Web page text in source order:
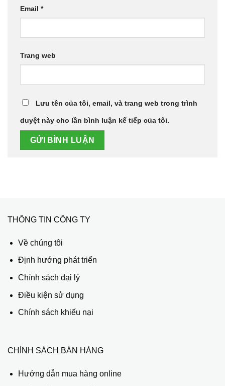
Email *
Trang web
Lưu tên của tôi, email, và trang web trong trình
duyệt này cho lần bình luận kế tiếp của tôi.
THÔNG TIN CÔNG TY
Về chúng tôi
Định hướng phát triển
Chính sách đại lý
Điều kiện sử dụng
Chính sách khiếu nại
CHÍNH SÁCH BÁN HÀNG
Hướng dẫn mua hàng online